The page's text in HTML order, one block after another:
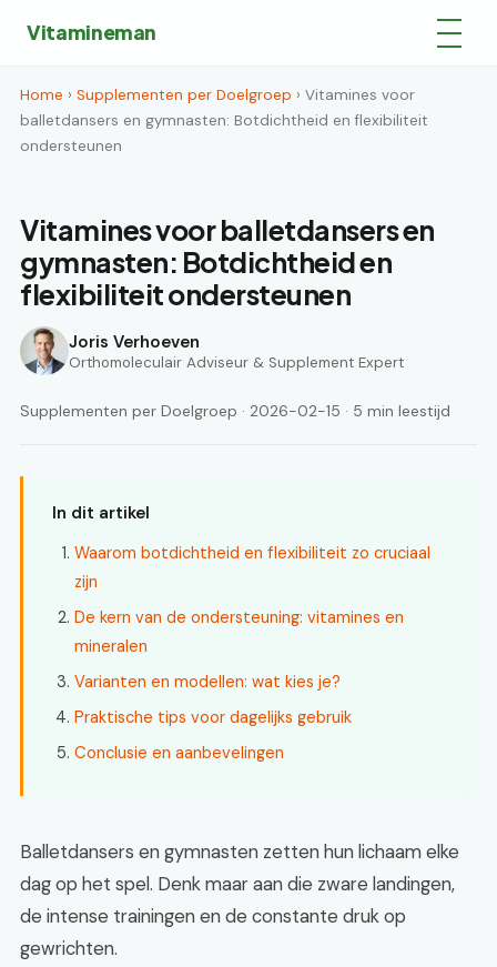
Vitamineman
Home › Supplementen per Doelgroep › Vitamines voor
balletdansers en gymnasten: Botdichtheid en flexibiliteit
ondersteunen
Vitamines voor balletdansers en
gymnasten: Botdichtheid en
flexibiliteit ondersteunen
Joris Verhoeven
Orthomoleculair Adviseur & Supplement Expert
Supplementen per Doelgroep · 2026-02-15 · 5 min leestijd
In dit artikel
Waarom botdichtheid en flexibiliteit zo cruciaal
zijn
De kern van de ondersteuning: vitamines en
mineralen
Varianten en modellen: wat kies je?
Praktische tips voor dagelijks gebruik
Conclusie en aanbevelingen
Balletdansers en gymnasten zetten hun lichaam elke
dag op het spel. Denk maar aan die zware landingen,
de intense trainingen en de constante druk op
gewrichten.